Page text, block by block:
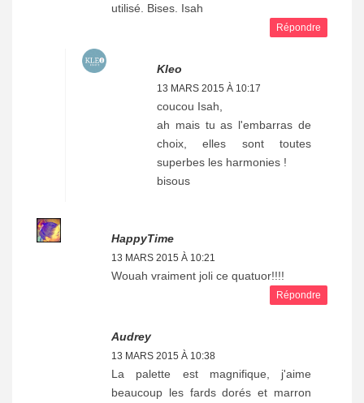
utilisé. Bises. Isah
Répondre
Kleo
13 MARS 2015 À 10:17
coucou Isah,
ah mais tu as l'embarras de
choix, elles sont toutes
superbes les harmonies !
bisous
HappyTime
13 MARS 2015 À 10:21
Wouah vraiment joli ce quatuor!!!!
Répondre
Audrey
13 MARS 2015 À 10:38
La palette est magnifique, j'aime
beaucoup les fards dorés et marron